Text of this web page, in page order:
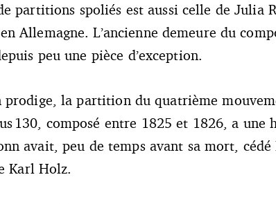
partitions spoliés est aussi celle de Julia
Allemagne. L’ancienne demeure du
peu une pièce d’exception.
la partition du quatrième
130, composé entre 1825 et 1826, a une
avait, peu de temps avant sa mort,
Karl Holz.